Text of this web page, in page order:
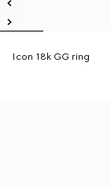
Icon 18k GG ring